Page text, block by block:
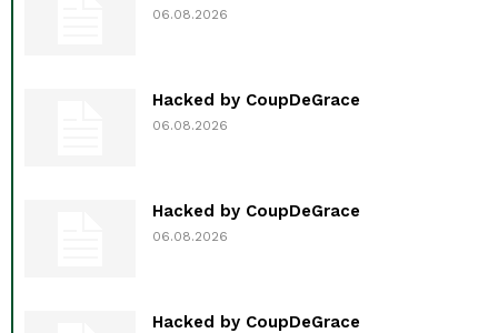
06.08.2026
Hacked by CoupDeGrace
06.08.2026
Hacked by CoupDeGrace
06.08.2026
Hacked by CoupDeGrace